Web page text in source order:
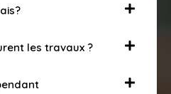
les travaux ?